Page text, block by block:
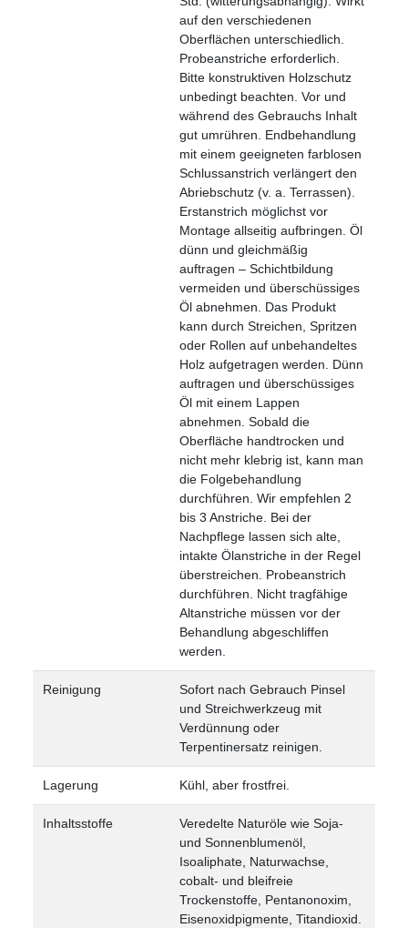
auf den verschiedenen
Oberflächen unterschiedlich.
Probeanstriche erforderlich.
Bitte konstruktiven Holzschutz
unbedingt beachten. Vor und
während des Gebrauchs Inhalt
gut umrühren. Endbehandlung
mit einem geeigneten farblosen
Schlussanstrich verlängert den
Abriebschutz (v. a. Terrassen).
Erstanstrich möglichst vor
Montage allseitig aufbringen. Öl
dünn und gleichmäßig
auftragen – Schichtbildung
vermeiden und überschüssiges
Öl abnehmen. Das Produkt
kann durch Streichen, Spritzen
oder Rollen auf unbehandeltes
Holz aufgetragen werden. Dünn
auftragen und überschüssiges
Öl mit einem Lappen
abnehmen. Sobald die
Oberfläche handtrocken und
nicht mehr klebrig ist, kann man
die Folgebehandlung
durchführen. Wir empfehlen 2
bis 3 Anstriche. Bei der
Nachpflege lassen sich alte,
intakte Ölanstriche in der Regel
überstreichen. Probeanstrich
durchführen. Nicht tragfähige
Altanstriche müssen vor der
Behandlung abgeschliffen
werden.
Reinigung
Sofort nach Gebrauch Pinsel
und Streichwerkzeug mit
Verdünnung oder
Terpentinersatz reinigen.
Lagerung Kühl, aber frostfrei.
Inhaltsstoffe
Veredelte Naturöle wie Soja-
und Sonnenblumenöl,
Isoaliphate, Naturwachse,
cobalt- und bleifreie
Trockenstoffe, Pentanonoxim,
Eisenoxidpigmente, Titandioxid.